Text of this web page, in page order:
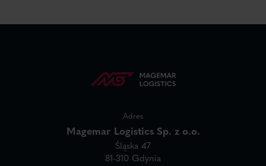
Adres
Magemar Logistics Sp. z o.o.
Śląska 47
81-310 Gdynia